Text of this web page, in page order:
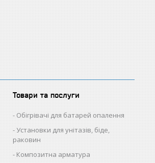
Товари та послуги
Обігрівачі для батарей опалення
Установки для унітазів, біде,
раковин
Композитна арматура